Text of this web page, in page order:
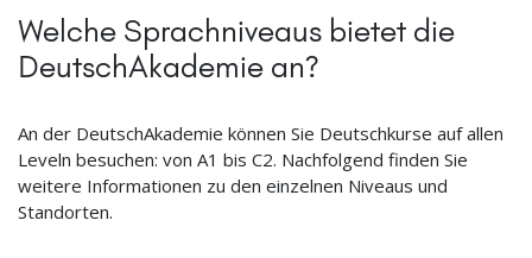
Welche Sprachniveaus bietet die
DeutschAkademie an?
An der DeutschAkademie können Sie Deutschkurse auf allen
Leveln besuchen: von A1 bis C2. Nachfolgend finden Sie
weitere Informationen zu den einzelnen Niveaus und
Standorten.